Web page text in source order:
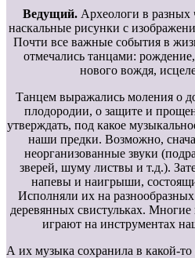
Ведущий.Археологи в разных
наскальные рисунки с
Почти все важные события в
отмечались танцами:
нового вождя,
Танцем выражались моления о
плодородии, о защите и
утверждать, под какое
наши предки. Возможно,
неорганизованные звуки
зверей, шуму листвы и т.д.).
напевы и наигрыши,
Исполняли их на
деревянных свистульках.
играют на инструментах
А их музыка сохранила в какой-